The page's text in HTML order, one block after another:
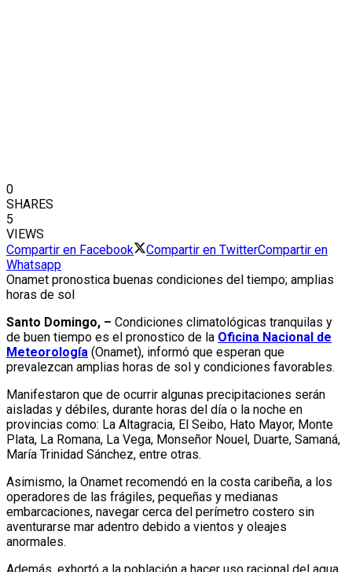
0
SHARES
5
VIEWS
Compartir en Facebook
Compartir en TwitterCompartir en
Whatsapp
Onamet pronostica buenas condiciones del tiempo; amplias
horas de sol
Santo Domingo, – Condiciones climatológicas tranquilas y
de buen tiempo es el pronostico de la Oficina Nacional de
Meteorología (Onamet), informó que esperan que
prevalezcan amplias horas de sol y condiciones favorables.
Manifestaron que de ocurrir algunas precipitaciones serán
aisladas y débiles, durante horas del día o la noche en
provincias como: La Altagracia, El Seibo, Hato Mayor, Monte
Plata, La Romana, La Vega, Monseñor Nouel, Duarte, Samaná,
María Trinidad Sánchez, entre otras.
Asimismo, la Onamet recomendó en la costa caribeña, a los
operadores de las frágiles, pequeñas y medianas
embarcaciones, navegar cerca del perímetro costero sin
aventurarse mar adentro debido a vientos y oleajes
anormales.